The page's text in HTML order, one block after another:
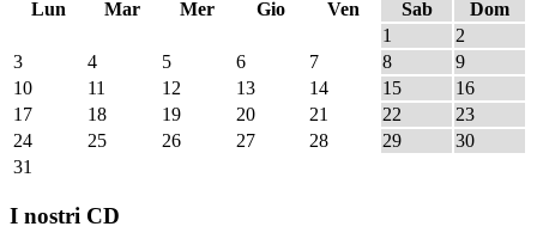
Lun
Mar Mer Gio Ven Sab
Dom
1
2
3
4 5 6 7 8
9
10
11 12 13 14 15
16
17
18 19 20 21 22
23
24
25 26 27 28 29
30
31
I nostri CD